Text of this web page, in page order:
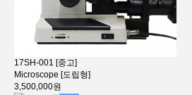
17SH-001 [중고]
Microscope [도립형]
3,500,000원